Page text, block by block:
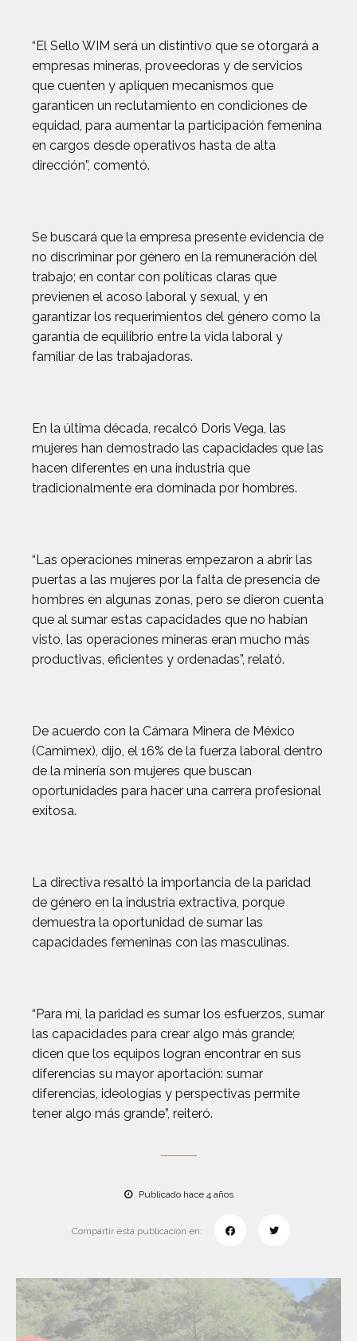
“El Sello WIM será un distintivo que se otorgará a
empresas mineras, proveedoras y de servicios
que cuenten y apliquen mecanismos que
garanticen un reclutamiento en condiciones de
equidad, para aumentar la participación femenina
en cargos desde operativos hasta de alta
dirección”, comentó.
Se buscará que la empresa presente evidencia de
no discriminar por género en la remuneración del
trabajo; en contar con políticas claras que
previenen el acoso laboral y sexual, y en
garantizar los requerimientos del género como la
garantía de equilibrio entre la vida laboral y
familiar de las trabajadoras.
En la última década, recalcó Doris Vega, las
mujeres han demostrado las capacidades que las
hacen diferentes en una industria que
tradicionalmente era dominada por hombres.
“Las operaciones mineras empezaron a abrir las
puertas a las mujeres por la falta de presencia de
hombres en algunas zonas, pero se dieron cuenta
que al sumar estas capacidades que no habían
visto, las operaciones mineras eran mucho más
productivas, eficientes y ordenadas”, relató.
De acuerdo con la Cámara Minera de México
(Camimex), dijo, el 16% de la fuerza laboral dentro
de la minería son mujeres que buscan
oportunidades para hacer una carrera profesional
exitosa.
La directiva resaltó la importancia de la paridad
de género en la industria extractiva, porque
demuestra la oportunidad de sumar las
capacidades femeninas con las masculinas.
“Para mí, la paridad es sumar los esfuerzos, sumar
las capacidades para crear algo más grande;
dicen que los equipos logran encontrar en sus
diferencias su mayor aportación: sumar
diferencias, ideologías y perspectivas permite
tener algo más grande”, reiteró.
Publicado hace 4 años
Compartir esta publicación en: